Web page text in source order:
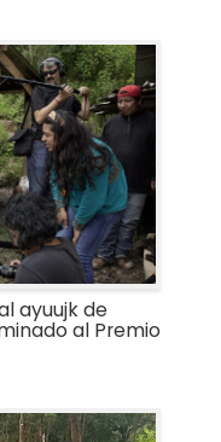
ayuujk de
al Premio